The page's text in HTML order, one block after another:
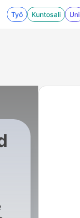
Työ Kuntosali Uni